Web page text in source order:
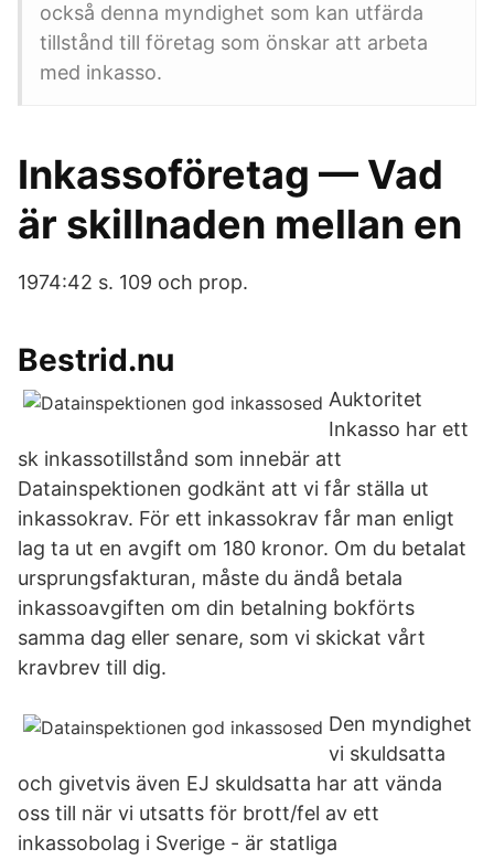
också denna myndighet som kan utfärda
tillstånd till företag som önskar att arbeta
med inkasso.
Inkassoföretag — Vad
är skillnaden mellan en
1974:42 s. 109 och prop.
Bestrid.nu
Auktoritet
Inkasso har ett
sk inkassotillstånd som innebär att
Datainspektionen godkänt att vi får ställa ut
inkassokrav. För ett inkassokrav får man enligt
lag ta ut en avgift om 180 kronor. Om du betalat
ursprungsfakturan, måste du ändå betala
inkassoavgiften om din betalning bokförts
samma dag eller senare, som vi skickat vårt
kravbrev till dig.
Den myndighet
vi skuldsatta
och givetvis även EJ skuldsatta har att vända
oss till när vi utsatts för brott/fel av ett
inkassobolag i Sverige - är statliga